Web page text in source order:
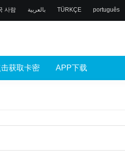
사람 بالعربية TÜRKÇE português
击获取卡密 APP下载